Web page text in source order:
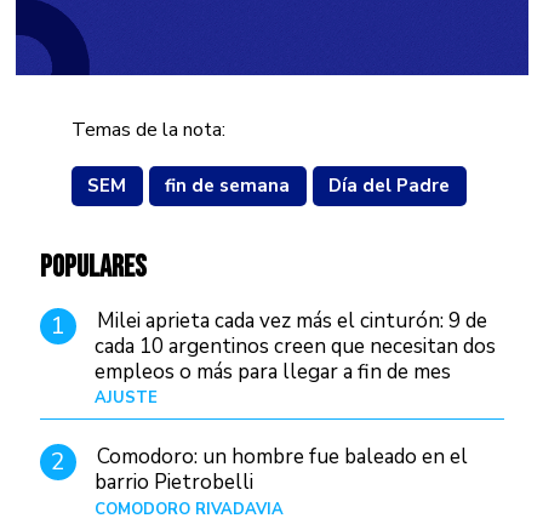
Temas de la nota:
SEM fin de semana Día del Padre
POPULARES
1
Milei aprieta cada vez más el cinturón: 9 de
cada 10 argentinos creen que necesitan dos
empleos o más para llegar a fin de mes
AJUSTE
2
Comodoro: un hombre fue baleado en el
barrio Pietrobelli
COMODORO RIVADAVIA